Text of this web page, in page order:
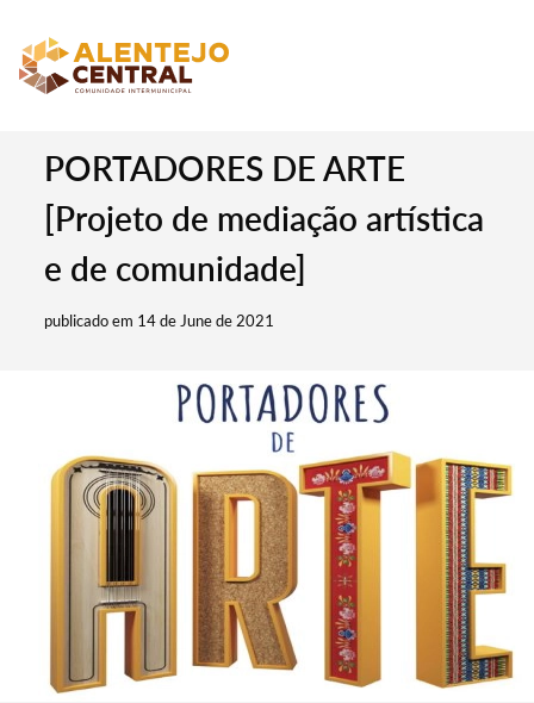
PORTADORES DE ARTE
[Projeto de mediação artística
e de comunidade]
publicado em 14 de June de 2021